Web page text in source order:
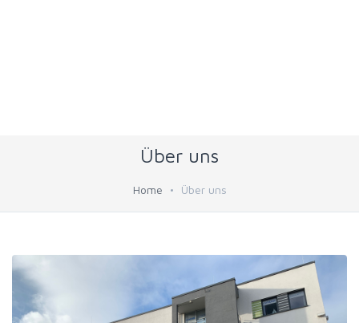
Über uns
Home Über uns